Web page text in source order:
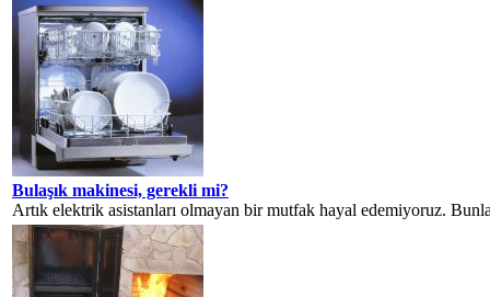
Bulaşık makinesi, gerekli mi?
Artık elektrik asistanları olmayan bir mutfak hayal edemiyoruz.